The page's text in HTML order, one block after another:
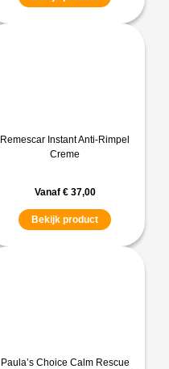
Remescar Instant Anti-Rimpel
Creme
Vanaf €37,00
Bekijk product
Paula’s Choice Calm Rescue